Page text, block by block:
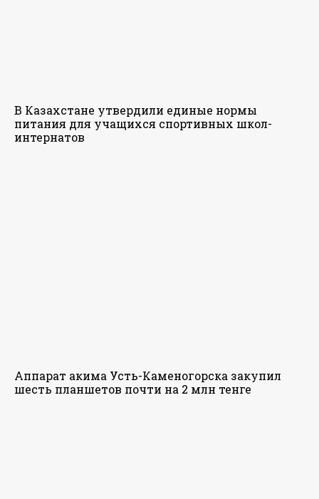
В Казахстане утвердили единые нормы
питания для учащихся спортивных школ-
интернатов
Аппарат акима Усть-Каменогорска закупил
шесть планшетов почти на 2 млн тенге